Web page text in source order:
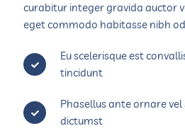
curabitur integer gravida auctor
eget commodo habitasse nibh
Eu scelerisque est
tincidunt
Phasellus ante ornare
dictumst